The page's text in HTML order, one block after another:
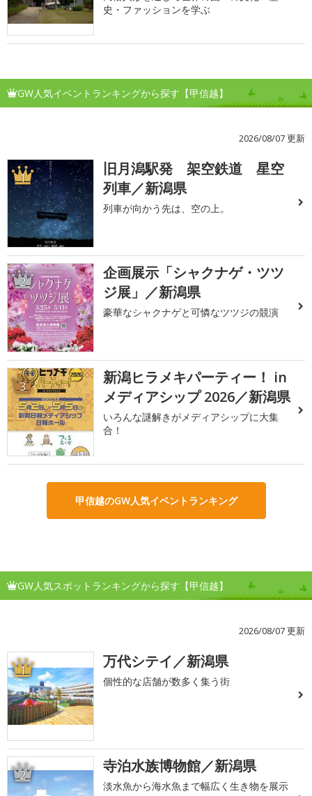
史・ファッションを学ぶ
GW人気イベントランキングから探す【甲信越】
2026/08/07 更新
1
旧月潟駅発 架空鉄道 星空
列車／新潟県
列車が向かう先は、空の上。
2
企画展示「シャクナゲ・ツツ
ジ展」／新潟県
豪華なシャクナゲと可憐なツツジの競演
3
新潟ヒラメキパーティー！ in
メディアシップ 2026／新潟県
いろんな謎解きがメディアシップに大集
合！
甲信越のGW人気イベントランキング
GW人気スポットランキングから探す【甲信越】
2026/08/07 更新
1 万代シテイ／新潟県
個性的な店舗が数多く集う街
2 寺泊水族博物館／新潟県
淡水魚から海水魚まで幅広く生き物を展示